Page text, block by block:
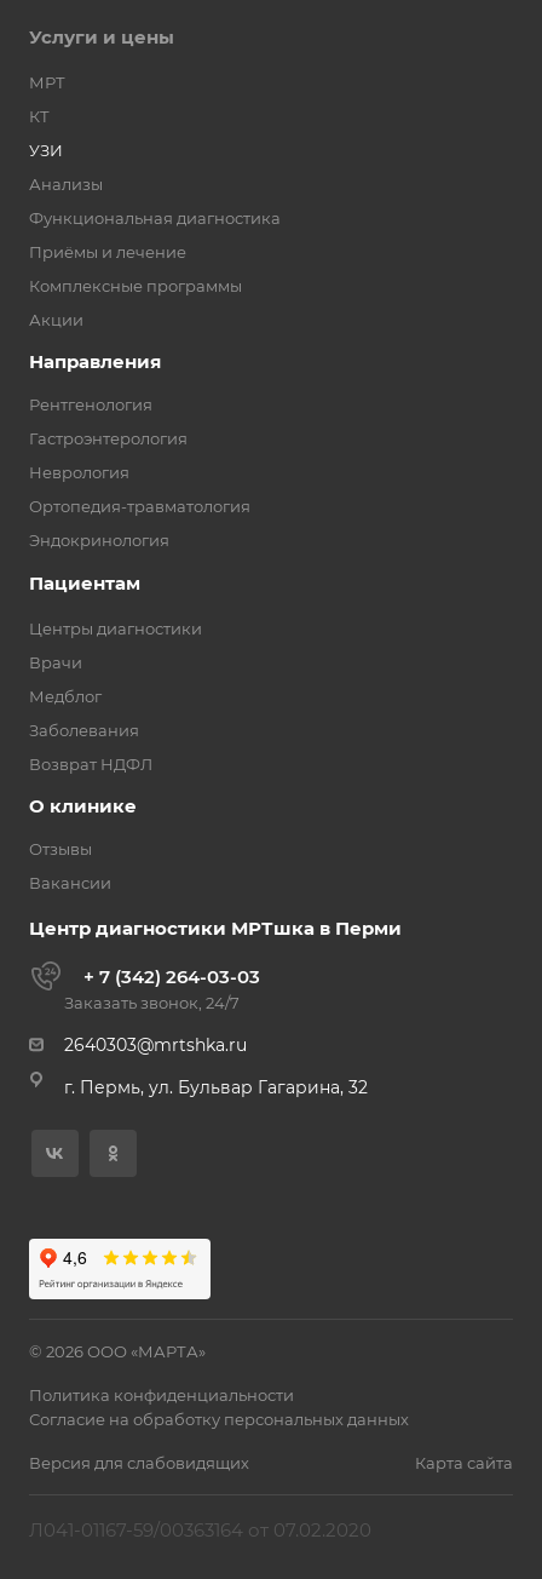
Услуги и цены
МРТ
КТ
УЗИ
Анализы
Функциональная диагностика
Приёмы и лечение
Комплексные программы
Акции
Направления
Рентгенология
Гастроэнтерология
Неврология
Ортопедия-травматология
Эндокринология
Пациентам
Центры диагностики
Врачи
Медблог
Заболевания
Возврат НДФЛ
О клинике
Отзывы
Вакансии
Центр диагностики МРТшка в Перми
+ 7 (342) 264-03-03
Заказать звонок, 24/7
2640303@mrtshka.ru
г. Пермь, ул. Бульвар Гагарина, 32
© 2026 ООО «МАРТА»
Политика конфиденциальности
Согласие на обработку персональных данных
Версия для слабовидящих Карта сайта
Л041-01167-59/00363164 от 07.02.2020